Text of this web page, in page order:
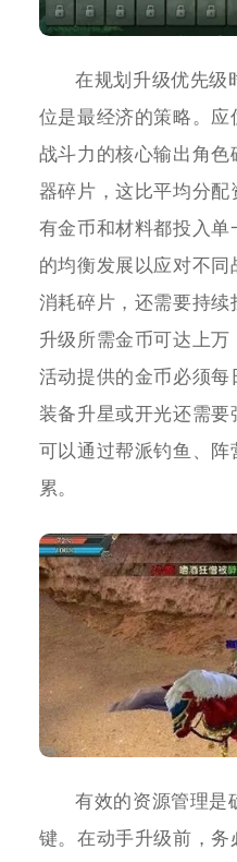
在规划升级优先级
位是最经济的策略。
战斗力的核心输出角
器碎片，这比平均分
有金币和材料都投入
的均衡发展以应对不
消耗碎片，还需要持
升级所需金币可达上
活动提供的金币必须
装备升星或开光还需
可以通过帮派钓鱼、
累。
有效的资源管理是
键。在动手升级前，